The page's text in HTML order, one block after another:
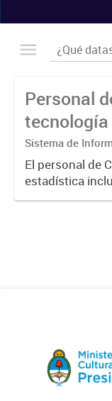
Personal
tecnología
Sistema de
Tecnología
El personal de
estadística
personas